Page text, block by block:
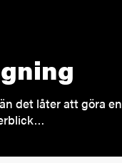
det låter att göra en